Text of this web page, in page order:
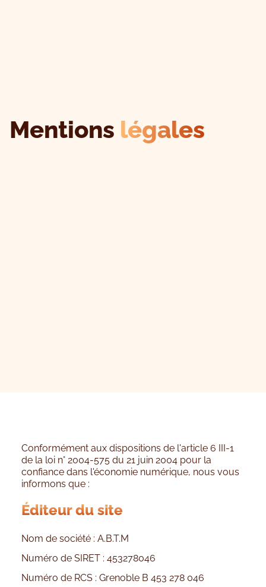
Mentions légales
Conformément aux dispositions de l'article 6 III-1
de la loi n° 2004-575 du 21 juin 2004 pour la
confiance dans l'économie numérique, nous vous
informons que :
Éditeur du site
Nom de société : A.B.T.M
Numéro de SIRET : 453278046
Numéro de RCS : Grenoble B 453 278 046